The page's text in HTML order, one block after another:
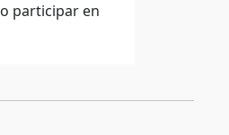
participar en